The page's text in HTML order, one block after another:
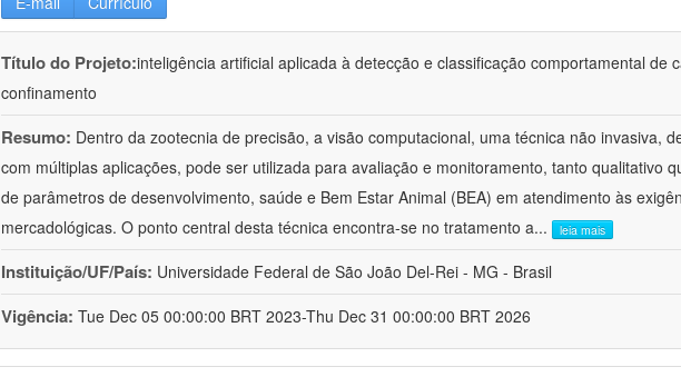
Título do Projeto:inteligência artificial aplicada à detecção e classificação comportamental de
confinamento
Resumo: Dentro da zootecnia de precisão, a visão computacional, uma técnica não invasiva,
com múltiplas aplicações, pode ser utilizada para avaliação e monitoramento, tanto qualitativo
de parâmetros de desenvolvimento, saúde e Bem Estar Animal (BEA) em atendimento às
mercadológicas. O ponto central desta técnica encontra-se no tratamento a... leia mais
Instituição/UF/País: Universidade Federal de São João Del-Rei - MG - Brasil
Vigência: Tue Dec 05 00:00:00 BRT 2023-Thu Dec 31 00:00:00 BRT 2026